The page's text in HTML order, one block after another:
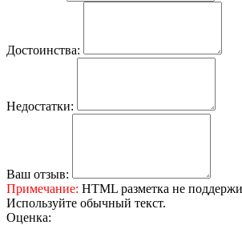
Достоинства:
Недостатки:
Ваш отзыв:
Примечание: HTML разметка не
Используйте обычный текст.
Оценка: